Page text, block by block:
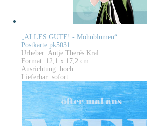
„ALLES GUTE! - Mohnblumen“
Postkarte pk5031
Urheber: Antje Therés Kral
Format: 12,1 x 17,2 cm
Ausrichtung: hoch
Lieferbar: sofort